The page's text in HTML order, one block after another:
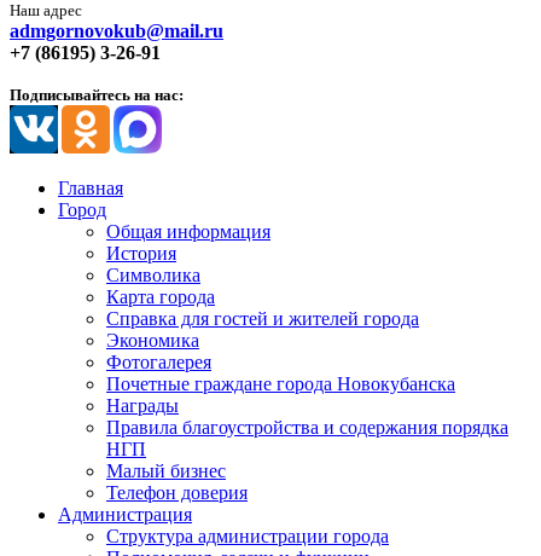
Наш адрес
admgornovokub@mail.ru
+7 (86195) 3-26-91
Подписывайтесь на нас:
Главная
Город
Общая информация
История
Символика
Карта города
Справка для гостей и жителей города
Экономика
Фотогалерея
Почетные граждане города Новокубанска
Награды
Правила благоустройства и содержания порядка
НГП
Малый бизнес
Телефон доверия
Администрация
Структура администрации города